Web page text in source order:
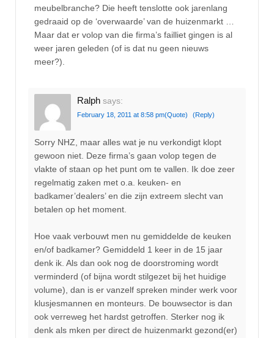
meubelbranche? Die heeft tenslotte ook jarenlang
gedraaid op de ‘overwaarde’ van de huizenmarkt …
Maar dat er volop van die firma’s failliet gingen is al
weer jaren geleden (of is dat nu geen nieuws
meer?).
Ralph says:
February 18, 2011 at 8:58 pm(Quote) (Reply)
Sorry NHZ, maar alles wat je nu verkondigt klopt
gewoon niet. Deze firma’s gaan volop tegen de
vlakte of staan op het punt om te vallen. Ik doe zeer
regelmatig zaken met o.a. keuken- en
badkamer’dealers’ en die zijn extreem slecht van
betalen op het moment.
Hoe vaak verbouwt men nu gemiddelde de keuken
en/of badkamer? Gemiddeld 1 keer in de 15 jaar
denk ik. Als dan ook nog de doorstroming wordt
verminderd (of bijna wordt stilgezet bij het huidige
volume), dan is er vanzelf spreken minder werk voor
klusjesmannen en monteurs. De bouwsector is dan
ook verreweg het hardst getroffen. Sterker nog ik
denk als mken per direct de huizenmarkt gezond(er)